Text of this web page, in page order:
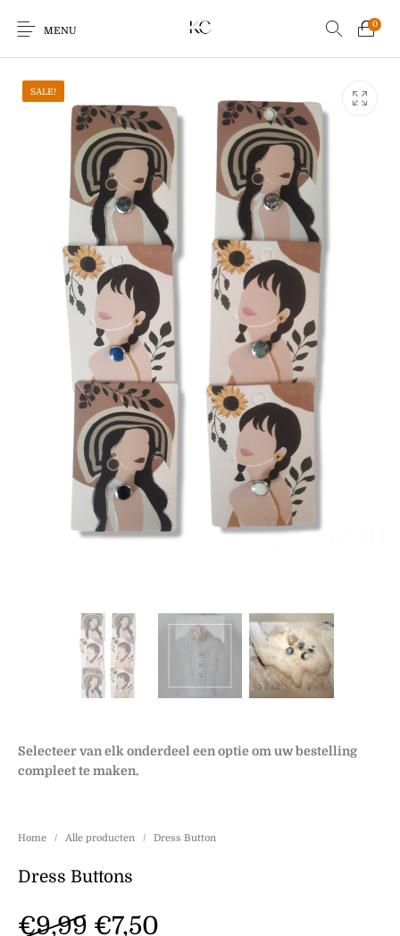
MENU
0
Earrings Bracelets Ringen
Sale! Echo Charm Giftcards
SALE!
Home / Alle producten / Dress Button
Dress Buttons
€9,99 Oorspronkelijke prijs
€7,50
Selecteer van elk onderdeel een optie om uw bestelling
compleet te maken.